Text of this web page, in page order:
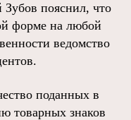
пояснил, что
форме на любой
ведомство
поданных в
товарных знаков